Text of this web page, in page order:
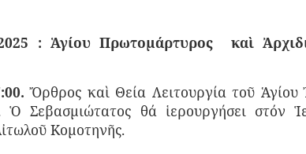
: Ἁγίου Πρωτομάρτυρος
καὶ
Ὄρθρος καὶ Θεία Λειτουργία τοῦ Ἁγίου
Ὁ Σεβασμιώτατος θά ἱερουργήσει στόν
Κομοτηνῆς.